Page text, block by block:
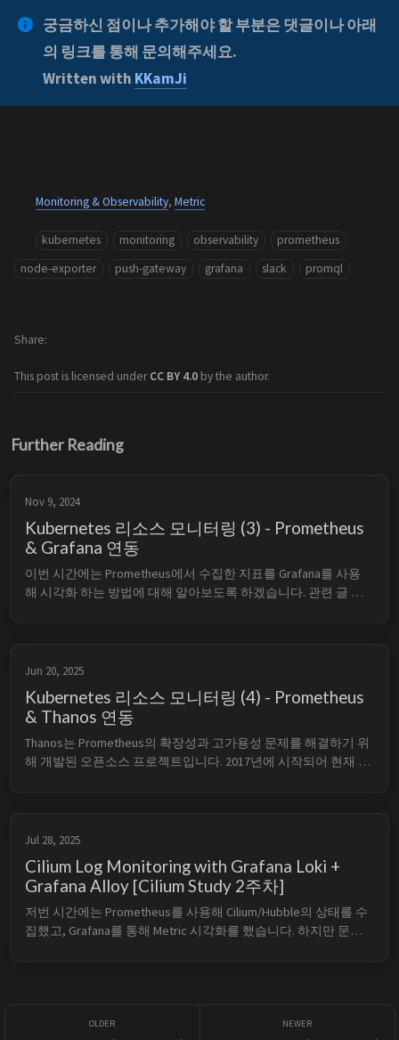
궁금하신 점이나 추가해야 할 부분은 댓글이나 아래
의 링크를 통해 문의해주세요.
Written with KKamJi
Monitoring & Observability, Metric
kubernetes monitoring observability
prometheus
node-exporter
push-gateway grafana slack promql
This post is licensed underCC BY 4.0 by the author.
Share
Further Reading
Nov 9, 2024
Kubernetes 리소스 모니터링 (3) - Prometheus
& Grafana 연동
이번 시간에는 Prometheus에서 수집한 지표를 Grafana를 사용
해 시각화 하는 방법에 대해 알아보도록 하겠습니다. 관련 글
Jun 20, 2025
Kubernetes 리소스 모니터링 (4) - Prometheus
& Thanos 연동
Thanos는 Prometheus의 확장성과 고가용성 문제를 해결하기 위
해 개발된 오픈소스 프로젝트입니다. 2017년에 시작되어 현재
Jul 28, 2025
Cilium Log Monitoring with Grafana Loki +
Grafana Alloy [Cilium Study 2주차]
저번 시간에는 Prometheus를 사용해 Cilium/Hubble의 상태를 수
집했고, Grafana를 통해 Metric 시각화를 했습니다. 하지만 문제